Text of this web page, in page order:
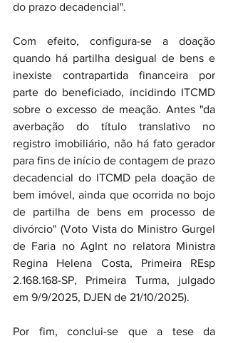
do prazo decadencial".
Com efeito, configura-se a doação
quando há partilha desigual de bens e
inexiste contrapartida financeira por
parte do beneficiado, incidindo ITCMD
sobre o excesso de meação. Antes "da
averbação do título translativo no
registro imobiliário, não há fato gerador
para fins de início de contagem de prazo
decadencial do ITCMD pela doação de
bem imóvel, ainda que ocorrida no bojo
de partilha de bens em processo de
divórcio" (Voto Vista do Ministro Gurgel
de Faria no AgInt no relatora Ministra
Regina Helena Costa, Primeira REsp
2.168.168-SP, Primeira Turma, julgado
em 9/9/2025, DJEN de 21/10/2025).
Por fim, conclui-se que a tese da